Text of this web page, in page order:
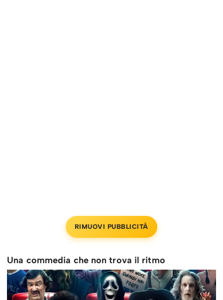
RIMUOVI PUBBLICITÀ
Una commedia che non trova il ritmo